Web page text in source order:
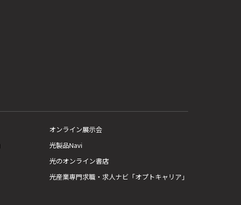
オンライン展示会
光製品Navi
光のオンライン書店
光産業専門求職・求人ナビ「オプトキャリア」